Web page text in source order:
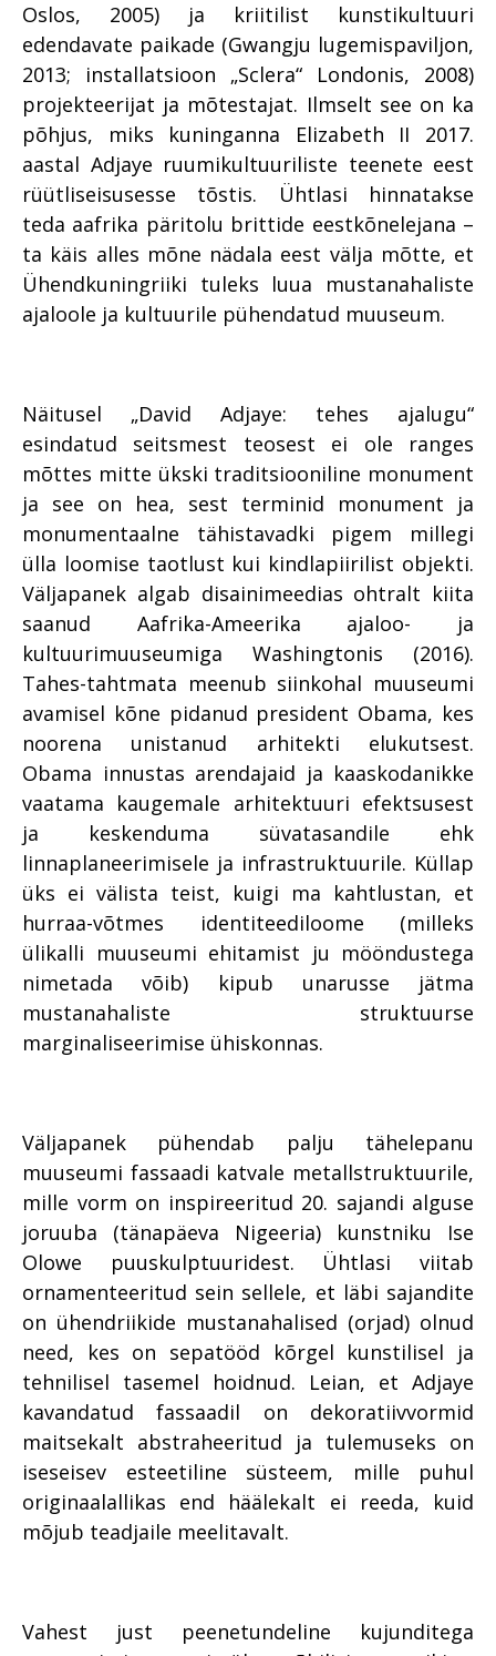
Oslos, 2005) ja kriitilist kunstikultuuri
edendavate paikade (Gwangju lugemispaviljon,
2013; installatsioon „Sclera“ Londonis, 2008)
projekteerijat ja mõtestajat. Ilmselt see on ka
põhjus, miks kuninganna Elizabeth II 2017.
aastal Adjaye ruumikultuuriliste teenete eest
rüütliseisusesse tõstis. Ühtlasi hinnatakse
teda aafrika päritolu brittide eestkõnelejana –
ta käis alles mõne nädala eest välja mõtte, et
Ühendkuningriiki tuleks luua mustanahaliste
ajaloole ja kultuurile pühendatud muuseum.
Näitusel „David Adjaye: tehes ajalugu“
esindatud seitsmest teosest ei ole ranges
mõttes mitte ükski traditsiooniline monument
ja see on hea, sest terminid monument ja
monumentaalne tähistavadki pigem millegi
ülla loomise taotlust kui kindlapiirilist objekti.
Väljapanek algab disainimeedias ohtralt kiita
saanud Aafrika-Ameerika ajaloo- ja
kultuurimuuseumiga Washingtonis (2016).
Tahes-tahtmata meenub siinkohal muuseumi
avamisel kõne pidanud president Obama, kes
noorena unistanud arhitekti elukutsest.
Obama innustas arendajaid ja kaaskodanikke
vaatama kaugemale arhitektuuri efektsusest
ja keskenduma süvatasandile ehk
linnaplaneerimisele ja infrastruktuurile. Küllap
üks ei välista teist, kuigi ma kahtlustan, et
hurraa-võtmes identiteediloome (milleks
ülikalli muuseumi ehitamist ju mööndustega
nimetada võib) kipub unarusse jätma
mustanahaliste struktuurse
marginaliseerimise ühiskonnas.
Väljapanek pühendab palju tähelepanu
muuseumi fassaadi katvale metallstruktuurile,
mille vorm on inspireeritud 20. sajandi alguse
joruuba (tänapäeva Nigeeria) kunstniku Ise
Olowe puuskulptuuridest. Ühtlasi viitab
ornamenteeritud sein sellele, et läbi sajandite
on ühendriikide mustanahalised (orjad) olnud
need, kes on sepatööd kõrgel kunstilisel ja
tehnilisel tasemel hoidnud. Leian, et Adjaye
kavandatud fassaadil on dekoratiivvormid
maitsekalt abstraheeritud ja tulemuseks on
iseseisev esteetiline süsteem, mille puhul
originaalallikas end häälekalt ei reeda, kuid
mõjub teadjaile meelitavalt.
Vahest just peenetundeline kujunditega